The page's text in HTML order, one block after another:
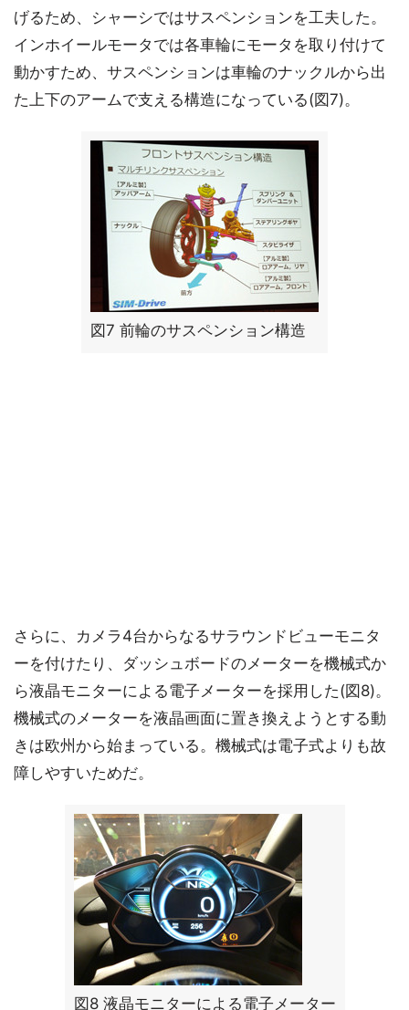
げるため、シャーシではサスペンションを工夫した。
インホイールモータでは各車輪にモータを取り付けて
動かすため、サスペンションは車輪のナックルから出
た上下のアームで支える構造になっている(図7)。
図7 前輪のサスペンション構造
さらに、カメラ4台からなるサラウンドビューモニタ
ーを付けたり、ダッシュボードのメーターを機械式か
ら液晶モニターによる電子メーターを採用した(図8)。
機械式のメーターを液晶画面に置き換えようとする動
きは欧州から始まっている。機械式は電子式よりも故
障しやすいためだ。
図8 液晶モニターによる電子メーター